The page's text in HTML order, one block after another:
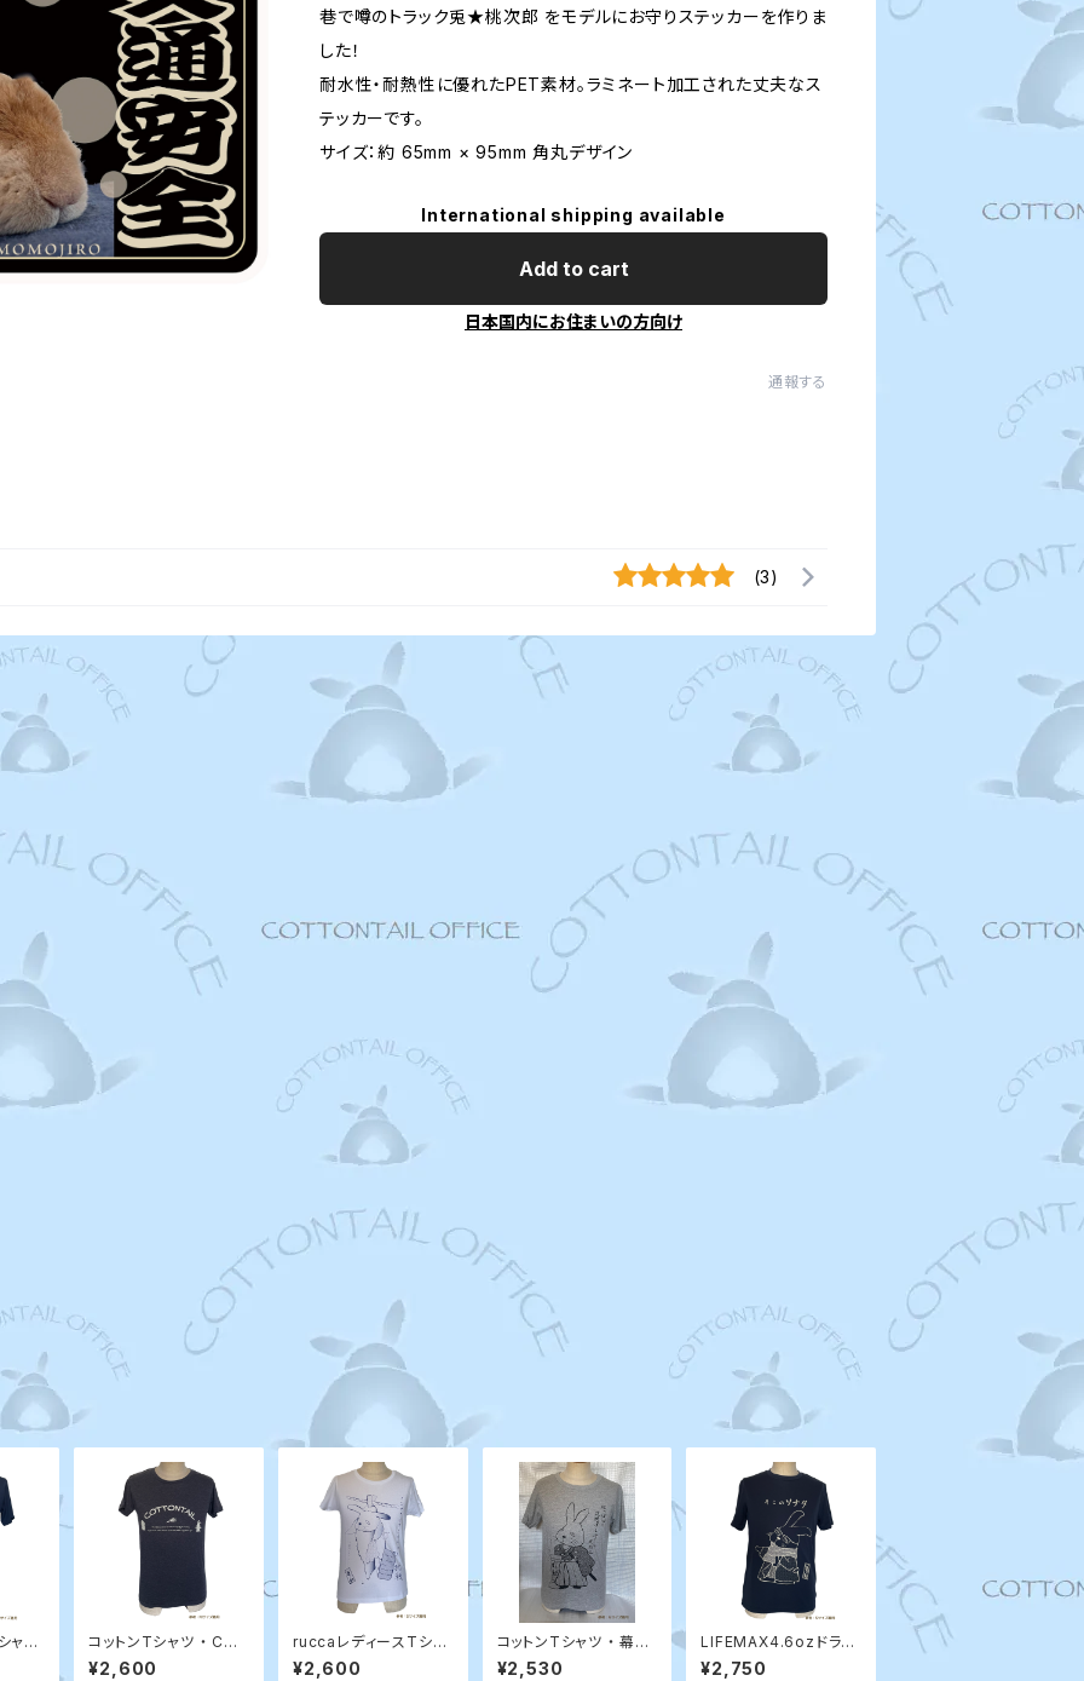
巷で噂のトラック兎★桃次郎 をモデルにお守りステッカーを作りま
した！
耐水性・耐熱性に優れたPET素材。ラミネート加工された丈夫なス
テッカーです。
サイズ：約 65mm × 95mm 角丸デザイン
International shipping available
Add to cart
日本国内にお住まいの方向け
通報する
(3)
ャツ
コットンTシャツ ・ COT
TONTAIL / 何もしてな
¥2,600
ruccaレディースTシャ
ツ ・ コンプラ / 行列う
¥2,600
コットンTシャツ ・ 幕末
ぎん
¥2,530
LIFEMAX4.6ozドライ
Tシャツ ・ そこのソナタ
¥2,750